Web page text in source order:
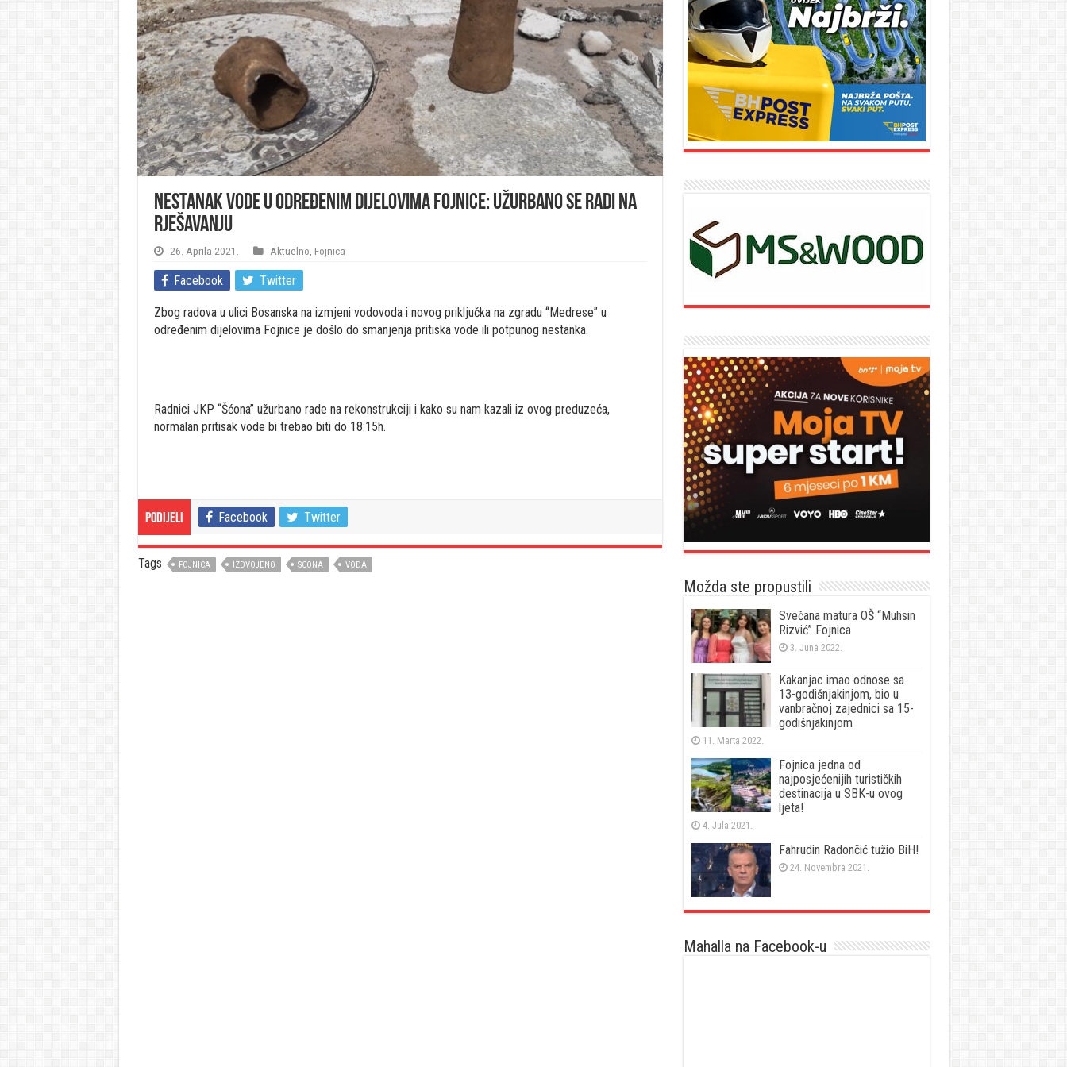
Nestanak vode u određenim dijelovima Fojnice: Užurbano se radi na
rješavanju
26. Aprila 2021. Aktuelno Fojnica
Facebook Twitter
Zbog radova u ulici Bosanska na izmjeni vodovoda i novog priključka na zgradu “Medrese” u
određenim dijelovima Fojnice je došlo do smanjenja pritiska vode ili potpunog nestanka.
Radnici JKP “Šćona” užurbano rade na rekonstrukciji i kako su nam kazali iz ovog preduzeća,
normalan pritisak vode bi trebao biti do 18:15h.
Podijeli Facebook Twitter
Tags FOJNICA IZDVOJENO SCONA VODA
Možda ste propustili
Svečana matura OŠ “Muhsin
Rizvić” Fojnica
3. Juna 2022.
Kakanjac imao odnose sa
13-godišnjakinjom, bio u
vanbračnoj zajednici sa 15-
godišnjakinjom
11. Marta 2022.
Fojnica jedna od
najposjećenijih turističkih
destinacija u SBK-u ovog
ljeta!
4. Jula 2021.
Fahrudin Radončić tužio BiH!
24. Novembra 2021.
Mahalla na Facebook-u